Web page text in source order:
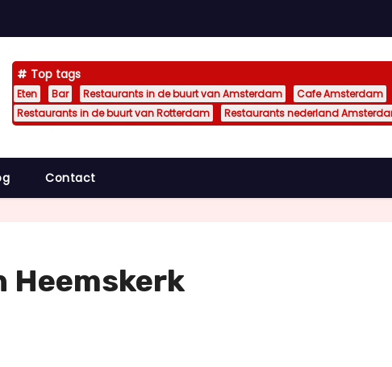
Top tags
Eten Bar Restaurants in de buurt van Amsterdam Cafe Amsterdam
Restaurants in de buurt van Rotterdam
Restaurants nederland
Contact
Heemskerk